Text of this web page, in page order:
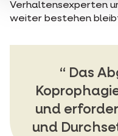
Verhaltensexperten
weiter bestehen
Das
und
und